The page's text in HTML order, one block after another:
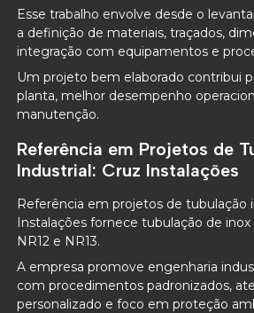
Esse trabalho envolve desde o
a definição de materiais, traçados,
integração com equipamentos e
Um projeto bem elaborado contribui
planta, melhor desempenho
manutenção.
Referência em Projetos de
Industrial: Cruz Instalações
Referência em projetos de tubulação
Instalações fornece tubulação de
NR12 e NR13.
A empresa promove engenharia
com procedimentos padronizados,
personalizado e foco em proteção